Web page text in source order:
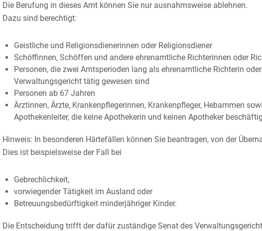
Die Berufung in dieses Amt können Sie nur ausnahmsweise ablehnen.
Dazu sind berechtigt:
Geistliche und Religionsdienerinnen oder Religionsdiener
Schöffinnen, Schöffen und andere ehrenamtliche Richterinnen oder
Personen, die zwei Amtsperioden lang als ehrenamtliche Richterin
Verwaltungsgericht tätig gewesen sind
Personen ab 67 Jahren
Ärztinnen, Ärzte, Krankenpflegerinnen, Krankenpfleger, Hebammen
Apothekenleiter, die keine Apothekerin und keinen Apotheker
Hinweis: In besonderen Härtefällen können Sie beantragen, von der
Dies ist beispielsweise der Fall bei
Gebrechlichkeit,
vorwiegenderTätigkeit im Ausland oder
Betreuungsbedürftigkeit minderjähriger Kinder.
Die Entscheidung trifft der dafür zuständige Senat des